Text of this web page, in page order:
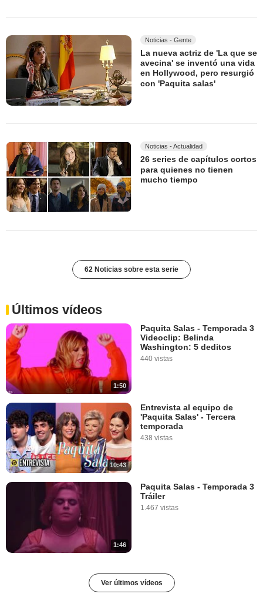
Noticias - Gente
La nueva actriz de 'La que se
avecina' se inventó una vida
en Hollywood, pero resurgió
con 'Paquita salas'
Noticias - Actualidad
26 series de capítulos cortos
para quienes no tienen
mucho tiempo
62 Noticias sobre esta serie
Últimos vídeos
1:50
Paquita Salas - Temporada 3
Videoclip: Belinda
Washington: 5 deditos
440 vistas
10:43
Entrevista al equipo de
'Paquita Salas' - Tercera
temporada
438 vistas
1:46
Paquita Salas - Temporada 3
Tráiler
1.467 vistas
Ver últimos vídeos